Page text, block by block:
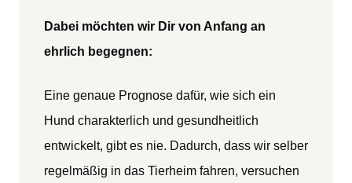
Dabei möchten wir Dir von Anfang an
ehrlich begegnen:
Eine genaue Prognose dafür, wie sich ein
Hund charakterlich und gesundheitlich
entwickelt, gibt es nie. Dadurch, dass wir selber
regelmäßig in das Tierheim fahren, versuchen